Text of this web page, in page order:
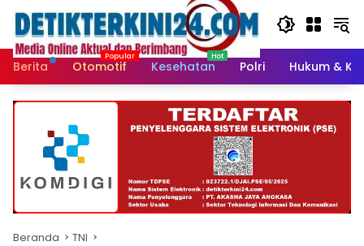
Langsung
konten
Berita
Otomotif Kesehatan Polri Hukum &
Beranda TNI